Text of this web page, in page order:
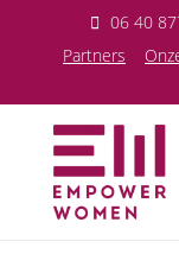
06 40
Partners